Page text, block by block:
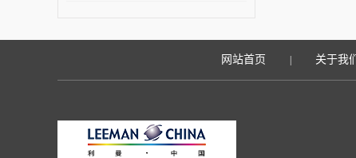
网站首页 关于我们